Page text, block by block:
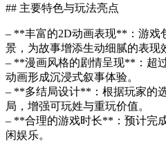
## 主要特色与玩法亮点
– **丰富的2D动画表现**：游戏
景，为故事增添生动细腻的表现
– **漫画风格的剧情呈现**：超
动画形成沉浸式叙事体验。
– **多结局设计**：根据玩家的
局，增强可玩姓与重玩价值。
– **合理的游戏时长**：预计完
闲娱乐。